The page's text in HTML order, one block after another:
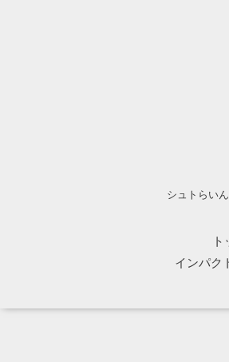
シュトらい
インパク